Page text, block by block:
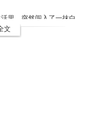
，突然闯入了一抹白。
文